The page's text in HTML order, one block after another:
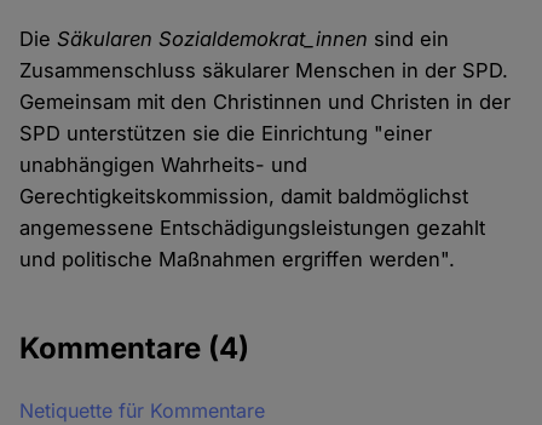
DieSäkularen Sozialdemokrat_innen sind ein
Zusammenschluss säkularer Menschen in der SPD.
Gemeinsam mit den Christinnen und Christen in der
SPD unterstützen sie die Einrichtung "einer
unabhängigen Wahrheits- und
Gerechtigkeitskommission, damit baldmöglichst
angemessene Entschädigungsleistungen gezahlt
und politische Maßnahmen ergriffen werden".
Kommentare (4)
Netiquette für Kommentare